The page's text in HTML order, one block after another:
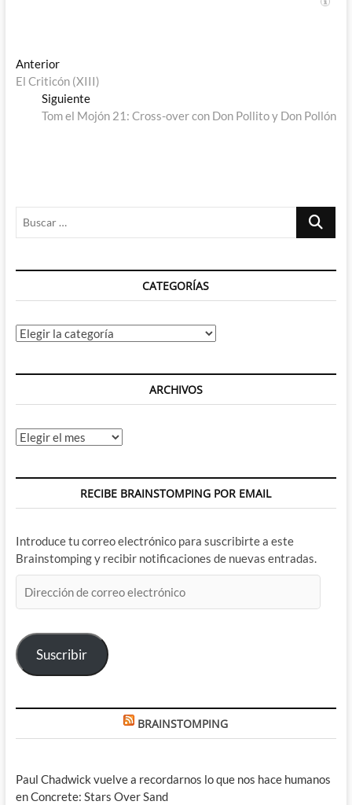
Navegación
de
entradas
AnteriorEntrada
anterior:
El Criticón (XIII)
SiguienteEntrada
siguiente:
Tom el Mojón 21: Cross-over con Don Pollito y Don Pollón
Buscar
CATEGORÍAS
Categorías
ARCHIVOS
Archivos
RECIBE BRAINSTOMPING POR EMAIL
Introduce tu correo electrónico para suscribirte a este
Brainstomping y recibir notificaciones de nuevas entradas.
de
electrónico
Suscribir
BRAINSTOMPING
Paul Chadwick vuelve a recordarnos lo que nos hace humanos
en Concrete: Stars Over Sand